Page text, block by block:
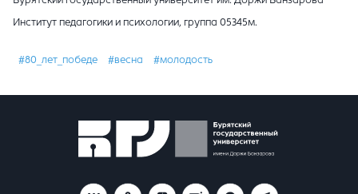
Институт педагогики и психологии, группа 05345м.
#80_лет_победе #весна #молодость